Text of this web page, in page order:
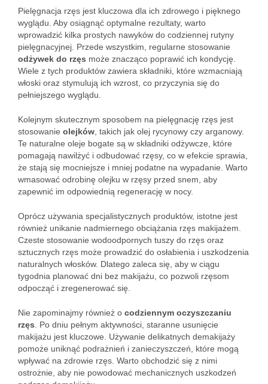
Pielęgnacja rzęs jest kluczowa dla ich zdrowego i pięknego
wyglądu. Aby osiągnąć optymalne rezultaty, warto
wprowadzić kilka prostych nawyków do codziennej rutyny
pielęgnacyjnej. Przede wszystkim, regularne stosowanie
odżywek do rzęs może znacząco poprawić ich kondycję.
Wiele z tych produktów zawiera składniki, które wzmacniają
włoski oraz stymulują ich wzrost, co przyczynia się do
pełniejszego wyglądu.
Kolejnym skutecznym sposobem na pielęgnację rzęs jest
stosowanie olejków , takich jak olej rycynowy czy arganowy.
Te naturalne oleje bogate są w składniki odżywcze, które
pomagają nawilżyć i odbudować rzęsy, co w efekcie sprawia,
że stają się mocniejsze i mniej podatne na wypadanie. Warto
wmasować odrobinę olejku w rzęsy przed snem, aby
zapewnić im odpowiednią regenerację w nocy.
Oprócz używania specjalistycznych produktów, istotne jest
również unikanie nadmiernego obciążania rzęs makijażem.
Czeste stosowanie wodoodpornych tuszy do rzęs oraz
sztucznych rzęs może prowadzić do osłabienia i uszkodzenia
naturalnych włosków. Dlatego zaleca się, aby w ciągu
tygodnia planować dni bez makijażu, co pozwoli rzęsom
odpocząć i zregenerować się.
Nie zapominajmy również o codziennym oczyszczaniu
rzęs . Po dniu pełnym aktywności, staranne usunięcie
makijażu jest kluczowe. Używanie delikatnych demakijaży
pomoże uniknąć podrażnień i zanieczyszczeń, które mogą
wpływać na zdrowie rzęs. Warto obchodzić się z nimi
ostrożnie, aby nie powodować mechanicznych uszkodzeń